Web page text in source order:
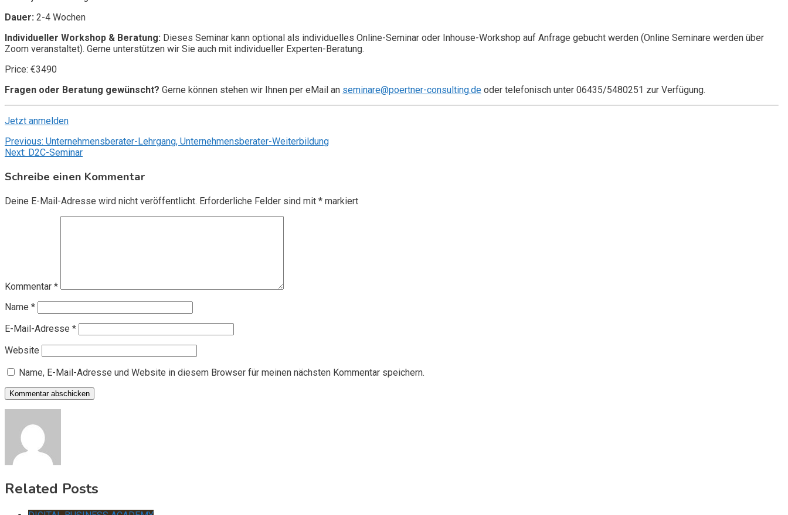
Dauer: 2-4 Wochen
Individueller Workshop & Beratung: Dieses Seminar kann optional als individuelles Online-Seminar oder Inhouse-Workshop auf Anfrage gebucht werden (Online Seminare werden über
Zoom veranstaltet). Gerne unterstützen wir Sie auch mit individueller Experten-Beratung.
Price: €3490
Fragen oder Beratung gewünscht? Gerne können stehen wir Ihnen per eMail an seminare@poertner-consulting.de oder telefonisch unter 06435/5480251 zur Verfügung.
Jetzt anmelden
Beitragsnavigation
Previous: Unternehmensberater-Lehrgang, Unternehmensberater-Weiterbildung
Next: D2C-Seminar
Schreibe einen Kommentar
Deine E-Mail-Adresse wird nicht veröffentlicht. Erforderliche Felder sind mit * markiert
Kommentar *
Name *
E-Mail-Adresse *
Website
Name, E-Mail-Adresse und Website in diesem Browser für meinen nächsten Kommentar speichern.
Related Posts